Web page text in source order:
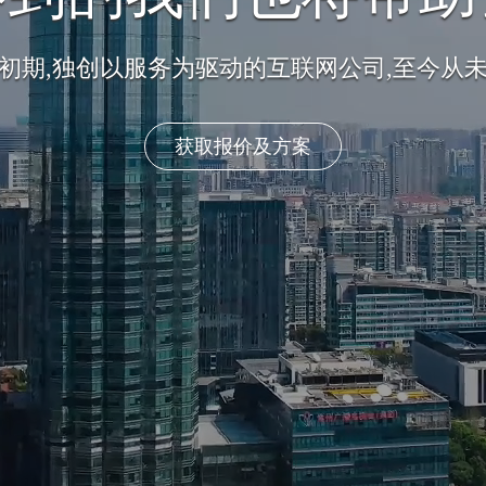
设 + 自然排名 + 平台运营 + 移动营销 + 效
转型互联网+